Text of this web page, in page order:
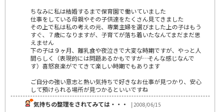
ちなみに私は結婚するまで保育園で働いていました
仕事をしている母親やその子供達をたくさん見てきました
その上で私は私の考えの元、専業主婦を選びました上の子はもう
すぐ、７歳になりますが、子育てが落ち着いたなんてまだまだ思
えません
下の子は９ヶ月、離乳食や夜泣きで大変な時期ですが、やっと人
間らしく（表現的には問題あるかもですが…そんな感じなんで
す）喜怒哀楽がでてきて楽しい時期でもあります
ご自分の強い意志と熱い気持ちで好きなお仕事が見つかり、安心
して預けられる場所が見つかるといいですね
気持ちの整理をされてみては・・・
| 2008/06/15